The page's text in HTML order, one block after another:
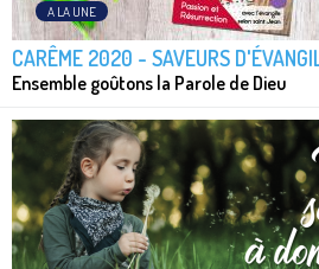
A LA UNE
CARÊME 2020 - SAVEURS
Ensemble goûtons la Parole de Dieu